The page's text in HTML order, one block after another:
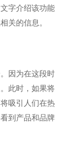
字介绍该功能
关的信息。
因为在这段时
此时，如果将
吸引人们在热
到产品和品牌